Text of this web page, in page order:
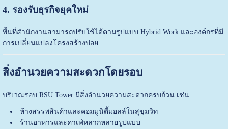
4. รองรับธุรกิจยุคใหม่
พื้นที่สำนักงานสามารถปรับใช้ได้ตามรูปแบบ Hybrid Work และองค์กรที่มี
การเปลี่ยนแปลงโครงสร้างบ่อย
สิ่งอำนวยความสะดวกโดยรอบ
บริเวณรอบ RSU Towerมีสิ่งอำนวยความสะดวกครบถ้วน เช่น
ห้างสรรพสินค้าและคอมมูนิตี้มอลล์ในสุขุมวิท
ร้านอาหารและคาเฟ่หลากหลายรูปแบบ